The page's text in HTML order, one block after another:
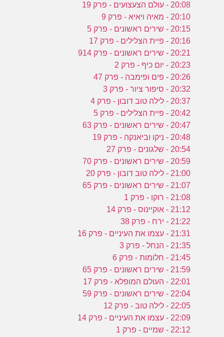
20:08 - עולם הצעצועים - פרק 19
20:10 - מאיה ויאיא - פרק 9
20:15 - שירים ראשונים - פרק 5
20:16 - פיית הצלילים - פרק 17
20:21 - שירים ראשונים - פרק 914
20:23 - יום כיף - פרק 2
20:26 - פים ופימבה - פרק 47
20:32 - סיפור ציור - פרק 3
20:37 - לילה טוב דובון - פרק 4
20:42 - פיית הצלילים - פרק 5
20:47 - שירים ראשונים - פרק 63
20:48 - ניקו וביאנקה - פרק 19
20:54 - שלגונים - פרק 27
20:59 - שירים ראשונים - פרק 70
21:00 - לילה טוב דובון - פרק 20
21:07 - שירים ראשונים - פרק 65
21:08 - רוקו - פרק 1
21:12 - אוקיינוס - פרק 14
21:22 - ירח - פרק 38
21:31 - עצמו את העיניים - פרק 16
21:35 - הנחל - פרק 3
21:45 - חלומות - פרק 6
21:59 - שירים ראשונים - פרק 65
22:01 - העולם המופלא - פרק 17
22:04 - שירים ראשונים - פרק 59
22:05 - לילה טוב - פרק 12
22:09 - עצמו את העיניים - פרק 14
22:12 - שמיים - פרק 1